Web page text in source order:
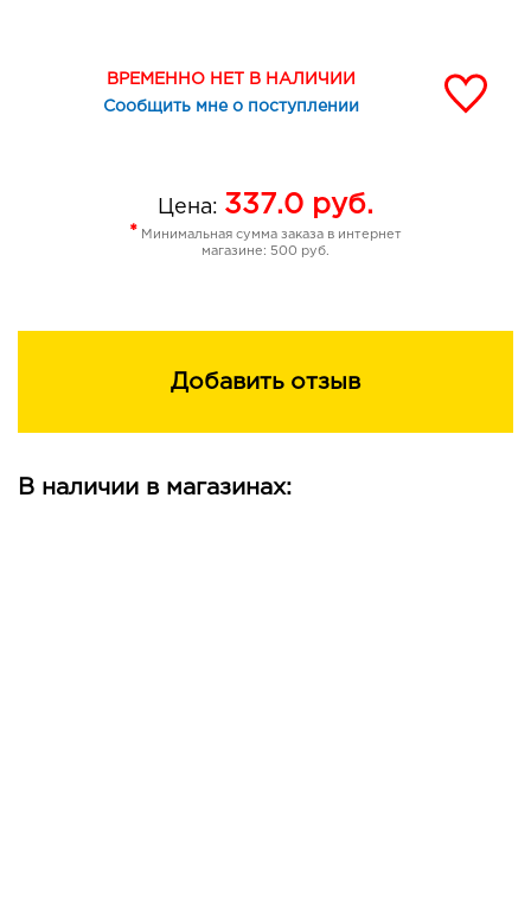
ВРЕМЕННО НЕТ В НАЛИЧИИ
Сообщить мне о поступлении
Цена: 337.0 руб.
* Минимальная сумма заказа в интернет
магазине: 500 руб.
Добавить отзыв
В наличии в магазинах: